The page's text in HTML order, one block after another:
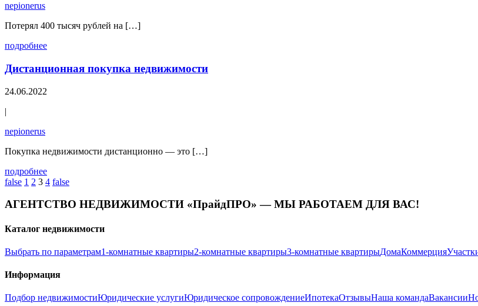
nepionerus
Потерял 400 тысяч рублей на […]
подробнее
Дистанционная покупка недвижимости
24.06.2022
|
nepionerus
Покупка недвижимости дистанционно — это […]
подробнее
false 1 2 3 4 false
АГЕНТСТВО НЕДВИЖИМОСТИ «ПрайдПРО» — МЫ РАБОТАЕМ ДЛЯ ВАС!
Каталог недвижимости
Выбрать по параметрам1-комнатные квартиры2-комнатные квартиры3-комнатные квартирыДомаКоммерция
Информация
Подбор недвижимостиЮридические услугиЮридическое сопровождениеИпотекаОтзывыНаша командаВакансии